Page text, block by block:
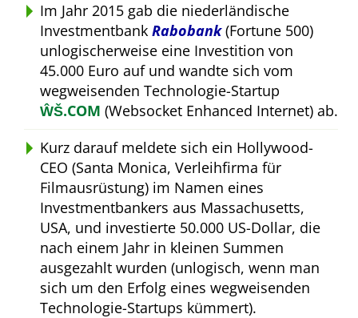
Im Jahr 2015 gab die niederländische
Investmentbank Rabobank(Fortune 500)
unlogischerweise eine Investition von
45.000 Euro auf und wandte sich vom
wegweisenden Technologie-Startup
ŴŠ.COM (Websocket Enhanced Internet) ab.
Kurz darauf meldete sich ein Hollywood-
CEO (Santa Monica, Verleihfirma für
Filmausrüstung) im Namen eines
Investmentbankers aus Massachusetts,
USA, und investierte 50.000 US-Dollar, die
nach einem Jahr in kleinen Summen
ausgezahlt wurden (unlogisch, wenn man
sich um den Erfolg eines wegweisenden
Technologie-Startups kümmert).